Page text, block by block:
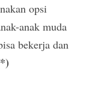
opsi
anak muda
bekerja dan